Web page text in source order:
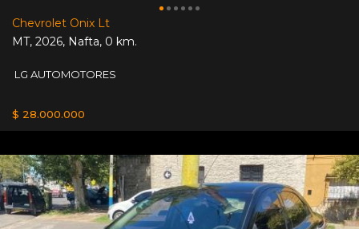
Chevrolet Onix Lt
MT, 2026, Nafta, 0 km.
LG AUTOMOTORES
$ 28.000.000